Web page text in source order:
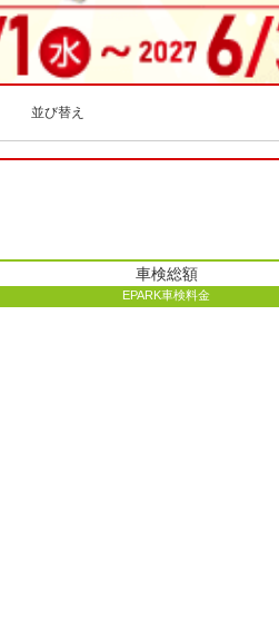
並び替え
車検総額
EPARK車検料金